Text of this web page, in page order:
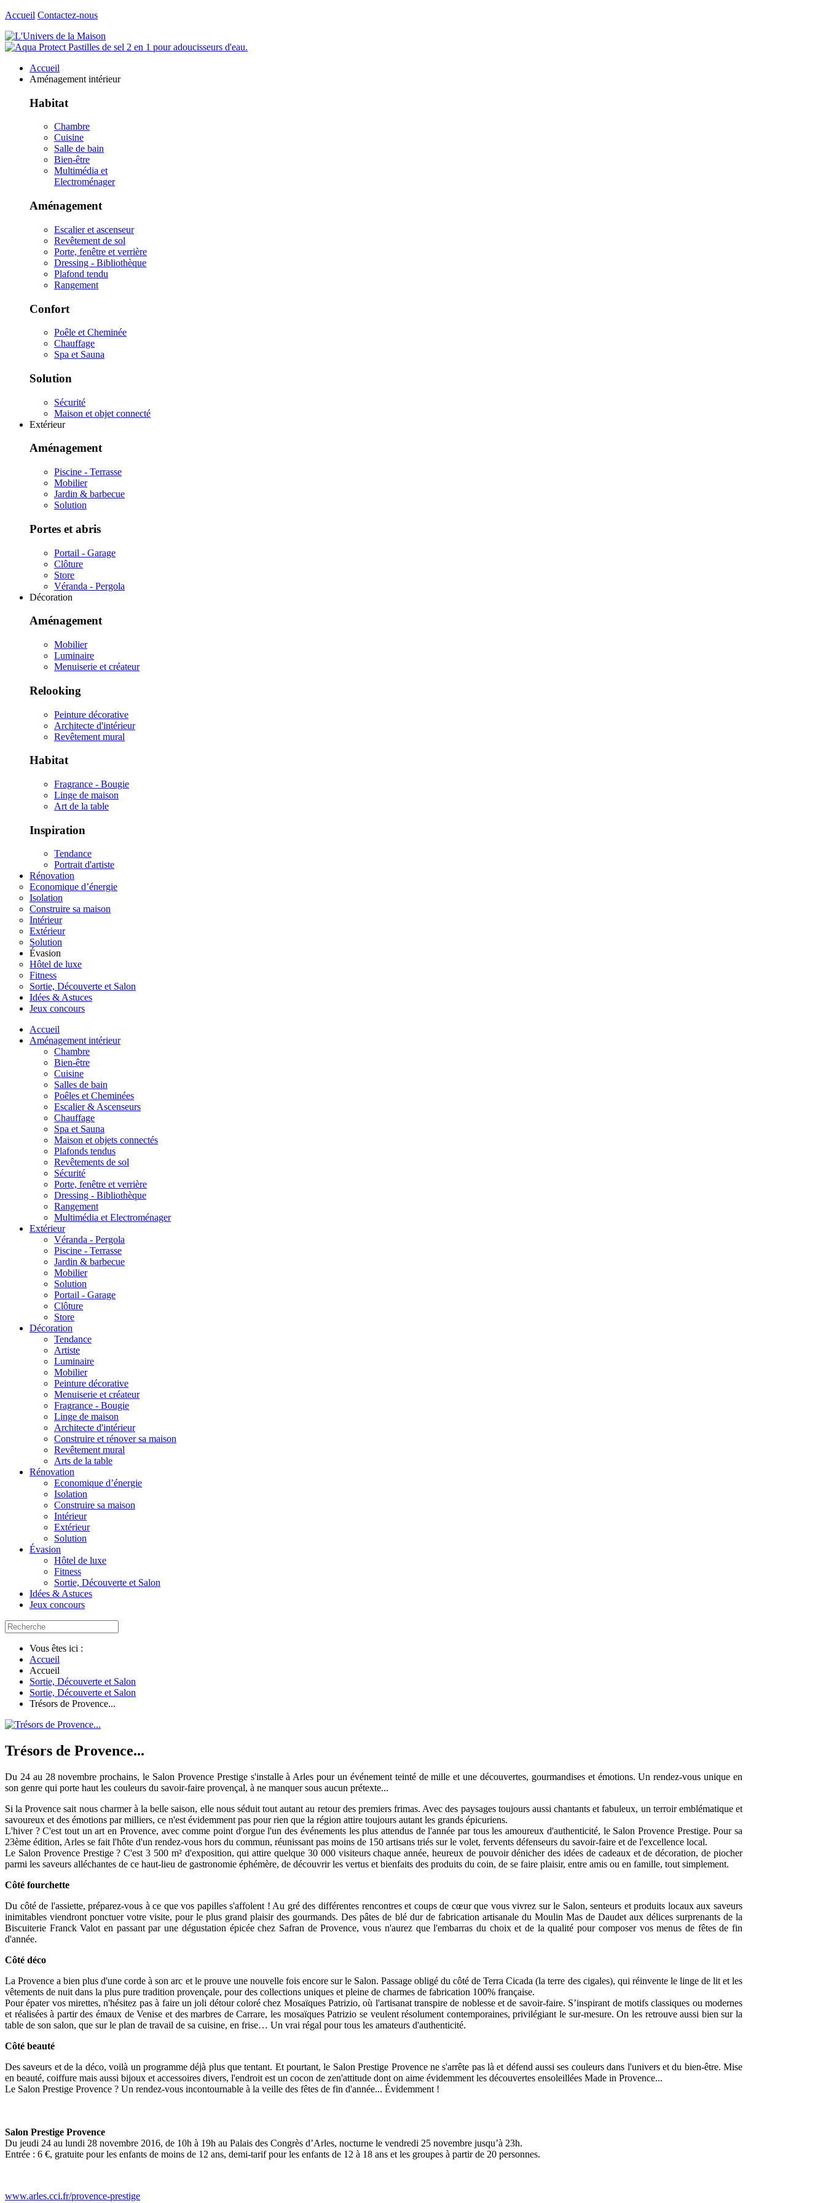
Accueil Contactez-nous
Accueil
Aménagement intérieur
Habitat
Chambre
Cuisine
Salle de bain
Bien-être
Multimédia et
Electroménager
Aménagement
Escalier et ascenseur
Revêtement de sol
Porte, fenêtre et verrière
Dressing - Bibliothèque
Plafond tendu
Rangement
Confort
Poêle et Cheminée
Chauffage
Spa et Sauna
Solution
Sécurité
Maison et objet connecté
Extérieur
Aménagement
Piscine - Terrasse
Mobilier
Jardin & barbecue
Solution
Portes et abris
Portail - Garage
Clôture
Store
Véranda - Pergola
Décoration
Aménagement
Mobilier
Luminaire
Menuiserie et créateur
Relooking
Peinture décorative
Architecte d'intérieur
Revêtement mural
Habitat
Fragrance - Bougie
Linge de maison
Art de la table
Inspiration
Tendance
Portrait d'artiste
Rénovation
Economique d’énergie
Isolation
Construire sa maison
Intérieur
Extérieur
Solution
Évasion
Hôtel de luxe
Fitness
Sortie, Découverte et Salon
Idées & Astuces
Jeux concours
Accueil
Aménagement intérieur
Chambre
Bien-être
Cuisine
Salles de bain
Poêles et Cheminées
Escalier & Ascenseurs
Chauffage
Spa et Sauna
Maison et objets connectés
Plafonds tendus
Revêtements de sol
Sécurité
Porte, fenêtre et verrière
Dressing - Bibliothèque
Rangement
Multimédia et Electroménager
Extérieur
Véranda - Pergola
Piscine - Terrasse
Jardin & barbecue
Mobilier
Solution
Portail - Garage
Clôture
Store
Décoration
Tendance
Artiste
Luminaire
Mobilier
Peinture décorative
Menuiserie et créateur
Fragrance - Bougie
Linge de maison
Architecte d'intérieur
Construire et rénover sa maison
Revêtement mural
Arts de la table
Rénovation
Economique d’énergie
Isolation
Construire sa maison
Intérieur
Extérieur
Solution
Évasion
Hôtel de luxe
Fitness
Sortie, Découverte et Salon
Idées & Astuces
Jeux concours
Vous êtes ici :
Accueil
Accueil
Sortie, Découverte et Salon
Sortie, Découverte et Salon
Trésors de Provence...
Trésors de Provence...
Du 24 au 28 novembre prochains, le Salon Provence Prestige s'installe à Arles pour un événement teinté de mille et une découvertes, gourmandises et émotions. Un rendez-vous unique en
son genre qui porte haut les couleurs du savoir-faire provençal, à ne manquer sous aucun prétexte...
Si la Provence sait nous charmer à la belle saison, elle nous séduit tout autant au retour des premiers frimas. Avec des paysages toujours aussi chantants et fabuleux, un terroir emblématique et
savoureux et des émotions par milliers, ce n'est évidemment pas pour rien que la région attire toujours autant les grands épicuriens.
L'hiver ? C'est tout un art en Provence, avec comme point d'orgue l'un des événements les plus attendus de l'année par tous les amoureux d'authenticité, le Salon Provence Prestige. Pour sa
23ème édition, Arles se fait l'hôte d'un rendez-vous hors du commun, réunissant pas moins de 150 artisans triés sur le volet, fervents défenseurs du savoir-faire et de l'excellence local.
Le Salon Provence Prestige ? C'est 3 500 m² d'exposition, qui attire quelque 30 000 visiteurs chaque année, heureux de pouvoir dénicher des idées de cadeaux et de décoration, de piocher
parmi les saveurs alléchantes de ce haut-lieu de gastronomie éphémère, de découvrir les vertus et bienfaits des produits du coin, de se faire plaisir, entre amis ou en famille, tout simplement.
Côté fourchette
Du côté de l'assiette, préparez-vous à ce que vos papilles s'affolent ! Au gré des différentes rencontres et coups de cœur que vous vivrez sur le Salon, senteurs et produits locaux aux saveurs
inimitables viendront ponctuer votre visite, pour le plus grand plaisir des gourmands. Des pâtes de blé dur de fabrication artisanale du Moulin Mas de Daudet aux délices surprenants de la
Biscuiterie Franck Valot en passant par une dégustation épicée chez Safran de Provence, vous n'aurez que l'embarras du choix et de la qualité pour composer vos menus de fêtes de fin
d'année.
Côté déco
La Provence a bien plus d'une corde à son arc et le prouve une nouvelle fois encore sur le Salon. Passage obligé du côté de Terra Cicada (la terre des cigales), qui réinvente le linge de lit et les
vêtements de nuit dans la plus pure tradition provençale, pour des collections uniques et pleine de charmes de fabrication 100% française.
Pour épater vos mirettes, n'hésitez pas à faire un joli détour coloré chez Mosaïques Patrizio, où l'artisanat transpire de noblesse et de savoir-faire. S’inspirant de motifs classiques ou modernes
et réalisées à partir des émaux de Venise et des marbres de Carrare, les mosaïques Patrizio se veulent résolument contemporaines, privilégiant le sur-mesure. On les retrouve aussi bien sur la
table de son salon, que sur le plan de travail de sa cuisine, en frise… Un vrai régal pour tous les amateurs d'authenticité.
Côté beauté
Des saveurs et de la déco, voilà un programme déjà plus que tentant. Et pourtant, le Salon Prestige Provence ne s'arrête pas là et défend aussi ses couleurs dans l'univers et du bien-être. Mise
en beauté, coiffure mais aussi bijoux et accessoires divers, l'endroit est un cocon de zen'attitude dont on aime évidemment les découvertes ensoleillées Made in Provence...
Le Salon Prestige Provence ? Un rendez-vous incontournable à la veille des fêtes de fin d'année... Évidemment !
Salon Prestige Provence
Du jeudi 24 au lundi 28 novembre 2016, de 10h à 19h au Palais des Congrès d’Arles, nocturne le vendredi 25 novembre jusqu’à 23h.
Entrée : 6 €, gratuite pour les enfants de moins de 12 ans, demi-tarif pour les enfants de 12 à 18 ans et les groupes à partir de 20 personnes.
www.arles.cci.fr/provence-prestige